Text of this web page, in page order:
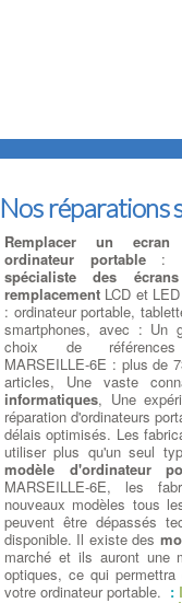
Nos réparations
Remplacer un
ordinateur portable:
spécialiste des
remplacement LCD et
: ordinateur portable,
smartphones, avec : Un
choix de
MARSEILLE-6E : plus de
articles, Une vaste
informatiques, Une
réparation d'ordinateurs
délais optimisés. Les
utiliser plus qu'un seul
modèle d'ordinateur
MARSEILLE-6E, les
nouveaux modèles tous
peuvent être dépassés
disponible. Il existe des
marché et ils auront une
optiques, ce qui
votre ordinateur portable. :